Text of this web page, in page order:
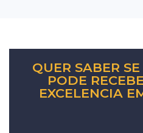
QUER SABER
PODE
EXCELENCIA